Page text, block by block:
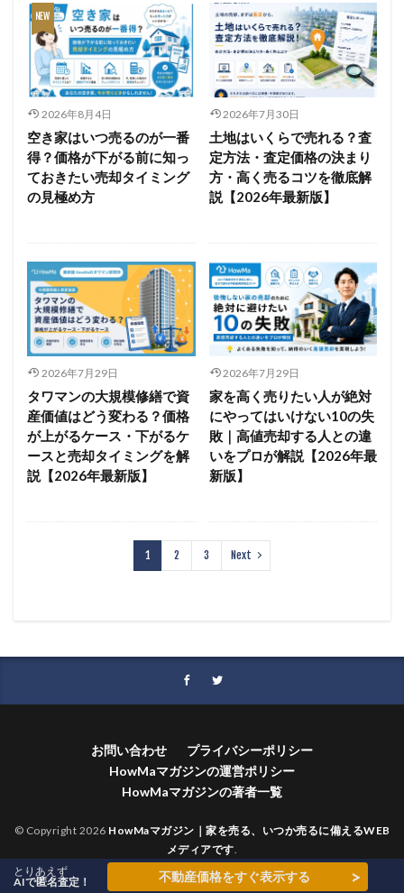
2026年8月4日
空き家はいつ売るのが一番
得？価格が下がる前に知っ
ておきたい売却タイミング
の見極め方
2026年7月30日
土地はいくらで売れる？査
定方法・査定価格の決まり
方・高く売るコツを徹底解
説【2026年最新版】
2026年7月29日
タワマンの大規模修繕で資
産価値はどう変わる？価格
が上がるケース・下がるケ
ースと売却タイミングを解
説【2026年最新版】
2026年7月29日
家を高く売りたい人が絶対
にやってはいけない10の失
敗｜高値売却する人との違
いをプロが解説【2026年最
新版】
1 2 3 Next
お問い合わせ
プライバシーポリシー
HowMaマガジンの運営ポリシー
HowMaマガジンの著者一覧
© Copyright 2026 HowMaマガジン｜家を売る、いつか売るに備えるWEB
メディアです
とりあえず
AIで匿名査定！
不動産価格をすぐ表示する >